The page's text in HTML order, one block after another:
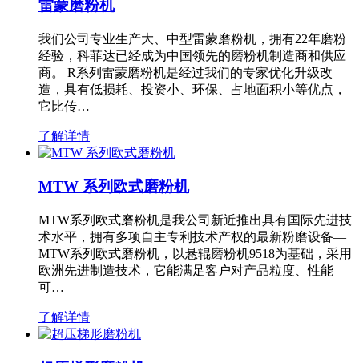
雷蒙磨粉机
我们公司专业生产大、中型雷蒙磨粉机，拥有22年磨粉
经验，科菲达已经成为中国领先的磨粉机制造商和供应
商。 R系列雷蒙磨粉机是经过我们的专家优化升级改
造，具有低损耗、投资小、环保、占地面积小等优点，
它比传…
了解详情
MTW 系列欧式磨粉机
MTW系列欧式磨粉机是我公司新近推出具有国际先进技
术水平，拥有多项自主专利技术产权的最新粉磨设备—
MTW系列欧式磨粉机，以悬辊磨粉机9518为基础，采用
欧洲先进制造技术，它能满足客户对产品粒度、性能
可…
了解详情